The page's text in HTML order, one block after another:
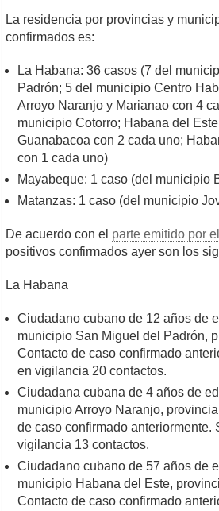
La residencia por provincias y
confirmados es:
La Habana: 36 casos (7 del
Padrón; 5 del municipio Centro
Arroyo Naranjo y Marianao con 4
municipio Cotorro; Habana del
Guanabacoa con 2 cada uno;
con 1 cada uno)
Mayabeque: 1 caso (del municipio
Matanzas: 1 caso (del municipio
De acuerdo con el parte emitido por
positivos confirmados ayer son los
La Habana
Ciudadano cubano de 12 años de
municipio San Miguel del Padrón,
Contacto de caso confirmado
en vigilancia 20 contactos.
Ciudadana cubana de 4 años de
municipio Arroyo Naranjo,
de caso confirmado anteriormente.
vigilancia 13 contactos.
Ciudadano cubano de 57 años de
municipio Habana del Este,
Contacto de caso confirmado